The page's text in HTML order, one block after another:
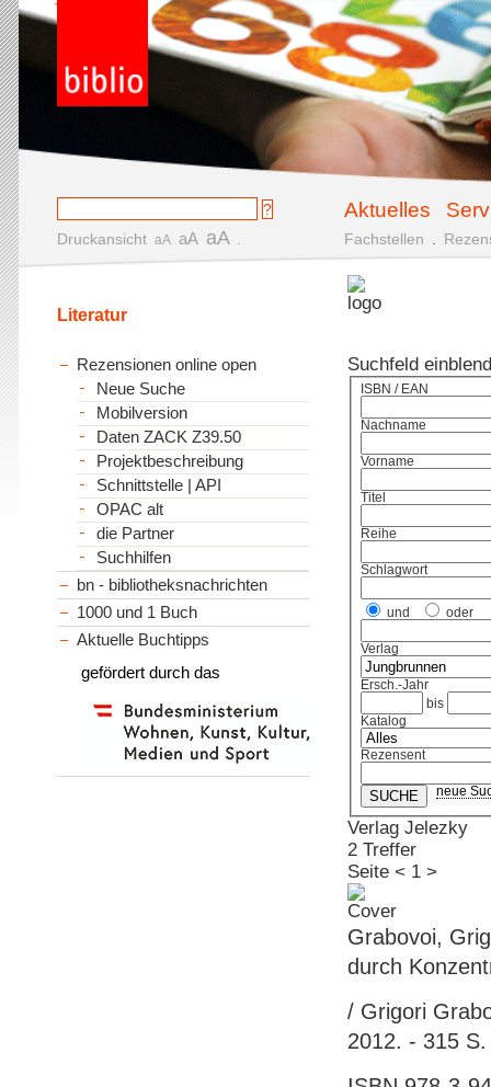
Aktuelles
Druckansicht aA aA aA Fachstellen
Suchfeld
ISBN / EAN
Nachname
Vorname
Titel
Reihe
Schlagwort
und oder
Verlag
Ersch.-Jahr
bis
Katalog
Rezensent
neue
Verlag Jelezky
2 Treffer
Seite < 1 >
Grabovoi,
durch
/ Grigori
2012. - 315
Literatur
Rezensionen online open
Neue Suche
Mobilversion
Daten ZACK Z39.50
Projektbeschreibung
Schnittstelle | API
OPAC alt
die Partner
Suchhilfen
bn - bibliotheksnachrichten
1000 und 1 Buch
Aktuelle Buchtipps
gefördert durch das